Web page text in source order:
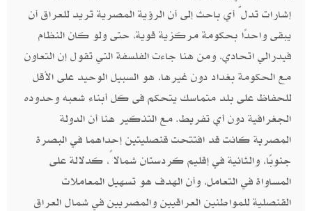
إشارات تدلّ أي باحث إلى أن الرؤية المصرية تريد للعراق أن
يبقى واحدًا بحكومة مركزية قوية، حتى ولو كان النظام
فيدرالي اتحادي، ومن هنا جاءت الفلسفة التي تقول إن التعاون
مع الحكومة بغداد دون غيرها، هو السبيل الوحيد على الأقل
للحفاظ على بلد متماسك يتحكم فى كل أبناء شعبه وحدوده
الجغرافية دون أي تفريط. مع التذكير هنا أن الدولة
المصرية كانت قد افتتحت قنصليتين إحداهما في البصرة
جنوبًا، والثانية في إقليم كردستان شمالاً، كدلالة على
المساواة في التعامل، وأن الهدف هو تسهيل المعاملات
القنصلية للمواطنين العراقيين والمصريين في شمال العراق